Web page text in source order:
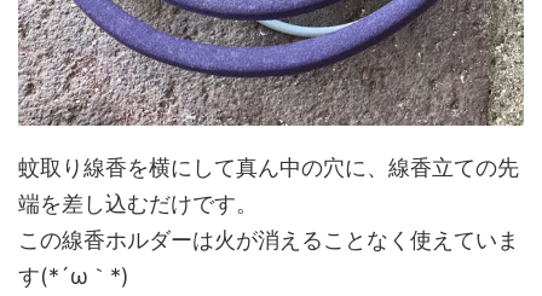
蚊取り線香を横にして真ん中の穴に、線香立ての先
端を差し込むだけです。
この線香ホルダーは火が消えることなく使えていま
す(*´ω｀*)